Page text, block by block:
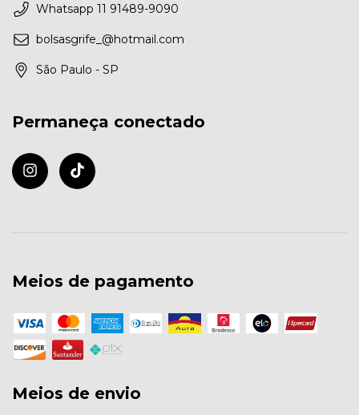
Whatsapp 11 91489-9090
bolsasgrife_@hotmail.com
São Paulo - SP
Permaneça conectado
Meios de pagamento
Meios de envio